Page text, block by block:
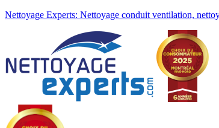
Nettoyage Experts: Nettoyage conduit ventilation,